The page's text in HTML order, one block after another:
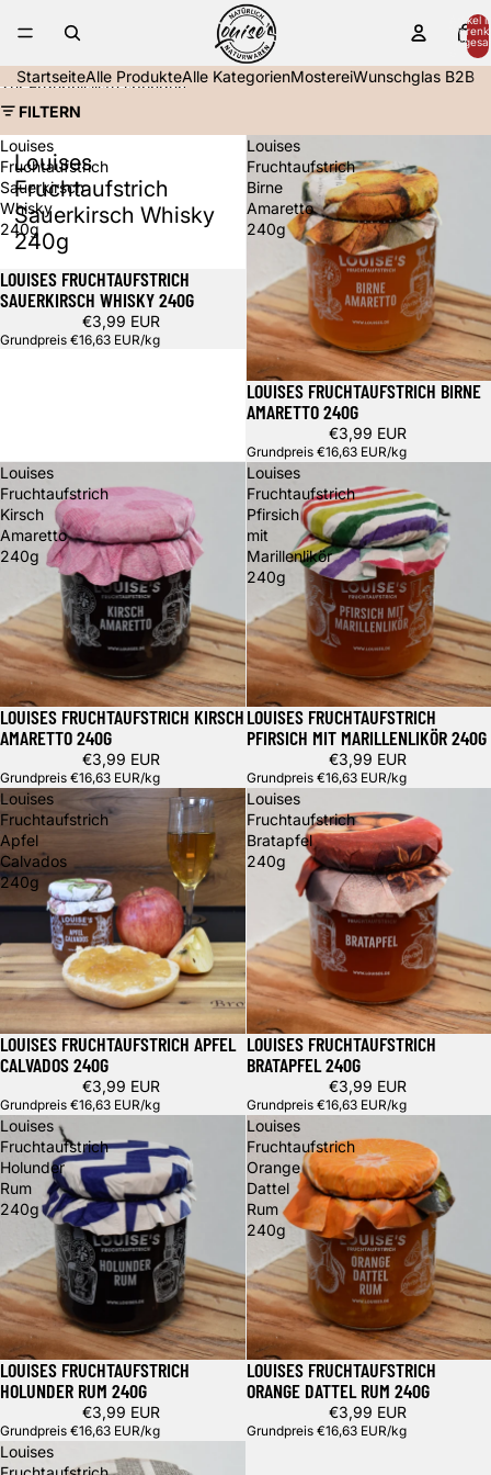
Artikel
StartseiteAlle ProdukteAlle KategorienMostereiWunschglas B2B
Zur Ergebnisliste springen
FILTERN
Louises
Fruchtaufstrich
Sauerkirsch
Whisky
240g
Louises
Fruchtaufstrich
Sauerkirsch Whisky
240g
LOUISES FRUCHTAUFSTRICH
SAUERKIRSCH WHISKY 240G
€3,99 EUR
Grundpreis €16,63 EUR/kg
Louises
Fruchtaufstrich
Birne
Amaretto
240g
LOUISES FRUCHTAUFSTRICH BIRNE
AMARETTO 240G
€3,99 EUR
Grundpreis€16,63 EUR/kg
Louises
Fruchtaufstrich
Kirsch
Amaretto
240g
LOUISES FRUCHTAUFSTRICH KIRSCH
AMARETTO 240G
€3,99 EUR
Grundpreis €16,63 EUR/kg
Louises
Fruchtaufstrich
Pfirsich
mit
Marillenlikör
240g
LOUISES FRUCHTAUFSTRICH
PFIRSICH MIT MARILLENLIKÖR 240G
€3,99 EUR
Grundpreis€16,63 EUR/kg
Louises
Fruchtaufstrich
Apfel
Calvados
240g
LOUISES FRUCHTAUFSTRICH APFEL
CALVADOS 240G
€3,99 EUR
Grundpreis €16,63 EUR/kg
Louises
Fruchtaufstrich
Bratapfel
240g
LOUISES FRUCHTAUFSTRICH
BRATAPFEL 240G
€3,99 EUR
Grundpreis€16,63 EUR/kg
Louises
Fruchtaufstrich
Holunder
Rum
240g
LOUISES FRUCHTAUFSTRICH
HOLUNDER RUM 240G
€3,99 EUR
Grundpreis €16,63 EUR/kg
Louises
Fruchtaufstrich
Orange
Dattel
Rum
240g
LOUISES FRUCHTAUFSTRICH
ORANGE DATTEL RUM 240G
€3,99 EUR
Grundpreis€16,63 EUR/kg
Louises